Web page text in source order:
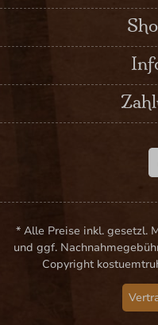
* Alle Preise inkl. gesetzl.
und ggf.
Copyright